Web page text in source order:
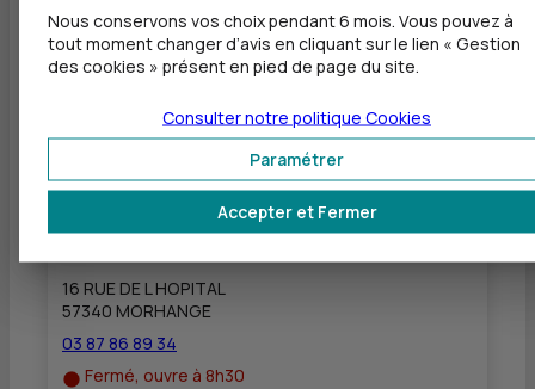
1 RUE DU GENERAL DE GAULLE
57500 ST AVOLD
Fermé, ouvre à 8h30
CIC FAULQUEMONT - MORHANGE
à14 km
16 RUE DE L HOPITAL
57340 MORHANGE
03 87 86 89 34
Fermé, ouvre à 8h30
Nous conservons vos choix pendant 6 mois. Vous pouvez à
tout moment changer d’avis en cliquant sur le lien « Gestion
des cookies » présent en pied de page du site.
Accepter et Fermer
Paramétrer
Consulter notre politique Cookies